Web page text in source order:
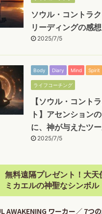
ソウル・コントラク
リーディングの感想
2025/7/5
Body Diary Mind Spirit
ライフコーチング
【ソウル・コント
ト】アセンション
に、神が与えたツー
2025/7/5
無料遠隔プレゼント！大天
ミカエルの神聖なシンボル
AWAKENING ワーカー／ 7つ